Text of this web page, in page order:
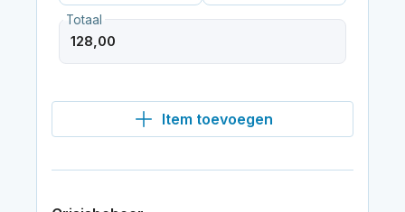
Totaal
Item toevoegen